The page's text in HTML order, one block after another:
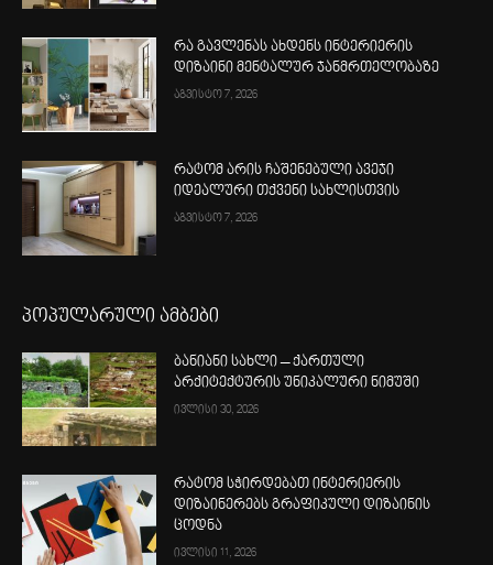
რა გავლენას ახდენს ინტერიერის
დიზაინი მენტალურ ჯანმრთელობაზე
აგვისტო 7, 2026
რატომ არის ჩაშენებული ავეჯი
იდეალური თქვენი სახლისთვის
აგვისტო 7, 2026
პოპულარული ამბები
ბანიანი სახლი – ქართული
არქიტექტურის უნიკალური ნიმუში
ივლისი 30, 2026
რატომ სჭირდებათ ინტერიერის
დიზაინერებს გრაფიკული დიზაინის
ცოდნა
ივლისი 11, 2026